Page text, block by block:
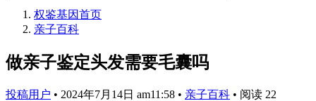
权鉴基因首页
亲子百科
做亲子鉴定头发需要毛囊吗
投稿用户 • 2024年7月14日 am11:58 • 亲子百科 • 阅读 22